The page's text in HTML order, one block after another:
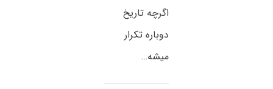
اگرچه تاریخ
دوباره تکرار
میشه…